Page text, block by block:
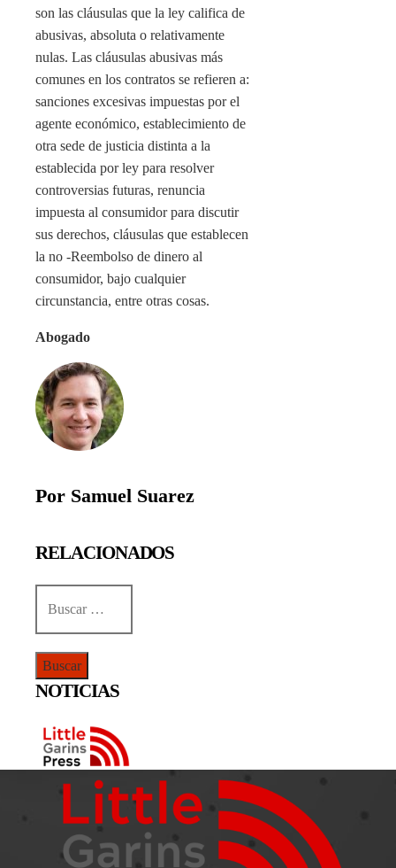
son las cláusulas que la ley califica de
abusivas, absoluta o relativamente
nulas. Las cláusulas abusivas más
comunes en los contratos se refieren a:
sanciones excesivas impuestas por el
agente económico, establecimiento de
otra sede de justicia distinta a la
establecida por ley para resolver
controversias futuras, renuncia
impuesta al consumidor para discutir
sus derechos, cláusulas que establecen
la no -Reembolso de dinero al
consumidor, bajo cualquier
circunstancia, entre otras cosas.
Abogado
Por Samuel Suarez
RELACIONADOS
NOTICIAS